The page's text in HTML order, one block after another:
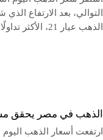
التوالي، بعد الارتفاع
الذهب عيار 21، الأكثر تداولًا، بنحو 15 جنيهًا.
الذهب في مصر يحقق مستويات